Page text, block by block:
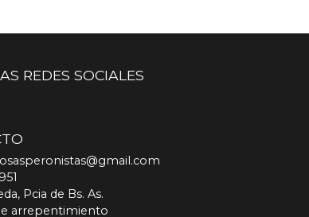
REDES SOCIALES
Pcia de Bs. As.
arrepentimiento